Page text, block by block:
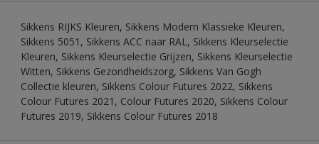
Sikkens RIJKS Kleuren, Sikkens Modern Klassieke Kleuren,
Sikkens 5051, Sikkens ACC naar RAL, Sikkens Kleurselectie
Kleuren, Sikkens Kleurselectie Grijzen, Sikkens Kleurselectie
Witten, Sikkens Gezondheidszorg, Sikkens Van Gogh
Collectie kleuren, Sikkens Colour Futures 2022, Sikkens
Colour Futures 2021, Colour Futures 2020, Sikkens Colour
Futures 2019, Sikkens Colour Futures 2018